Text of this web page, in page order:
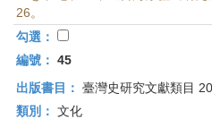
26。
勾選：
編號： 45
出版書目： 臺灣史研究文獻類目
類別： 文化